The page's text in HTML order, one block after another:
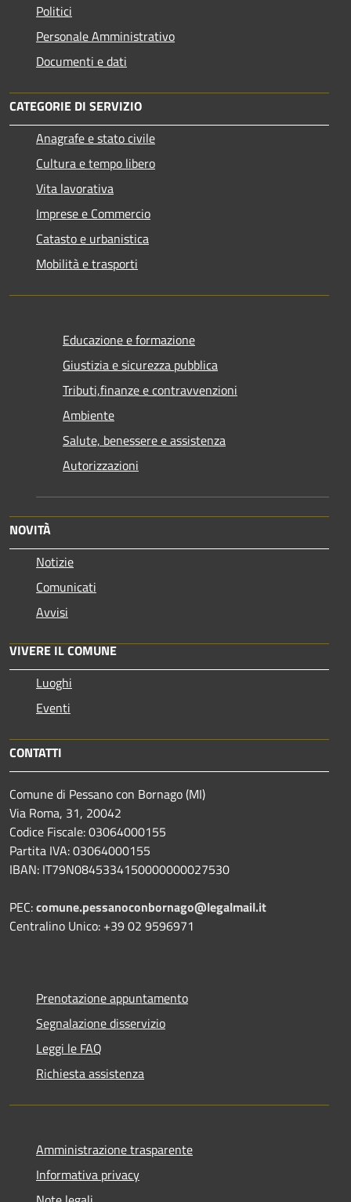
Politici
Personale Amministrativo
Documenti e dati
CATEGORIE DI SERVIZIO
Anagrafe e stato civile
Cultura e tempo libero
Vita lavorativa
Imprese e Commercio
Catasto e urbanistica
Mobilità e trasporti
Educazione e formazione
Giustizia e sicurezza pubblica
Tributi,finanze e contravvenzioni
Ambiente
Salute, benessere e assistenza
Autorizzazioni
NOVITÀ
Notizie
Comunicati
Avvisi
VIVERE IL COMUNE
Luoghi
Eventi
CONTATTI
Comune di Pessano con Bornago (MI)
Via Roma, 31, 20042
Codice Fiscale: 03064000155
Partita IVA: 03064000155
IBAN: IT79N0845334150000000027530
PEC:comune.pessanoconbornago@legalmail.it
Centralino Unico: +39 02 9596971
Prenotazione appuntamento
Segnalazione disservizio
Leggi le FAQ
Richiesta assistenza
Amministrazione trasparente
Informativa privacy